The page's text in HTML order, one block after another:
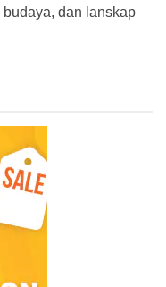
dan lanskap